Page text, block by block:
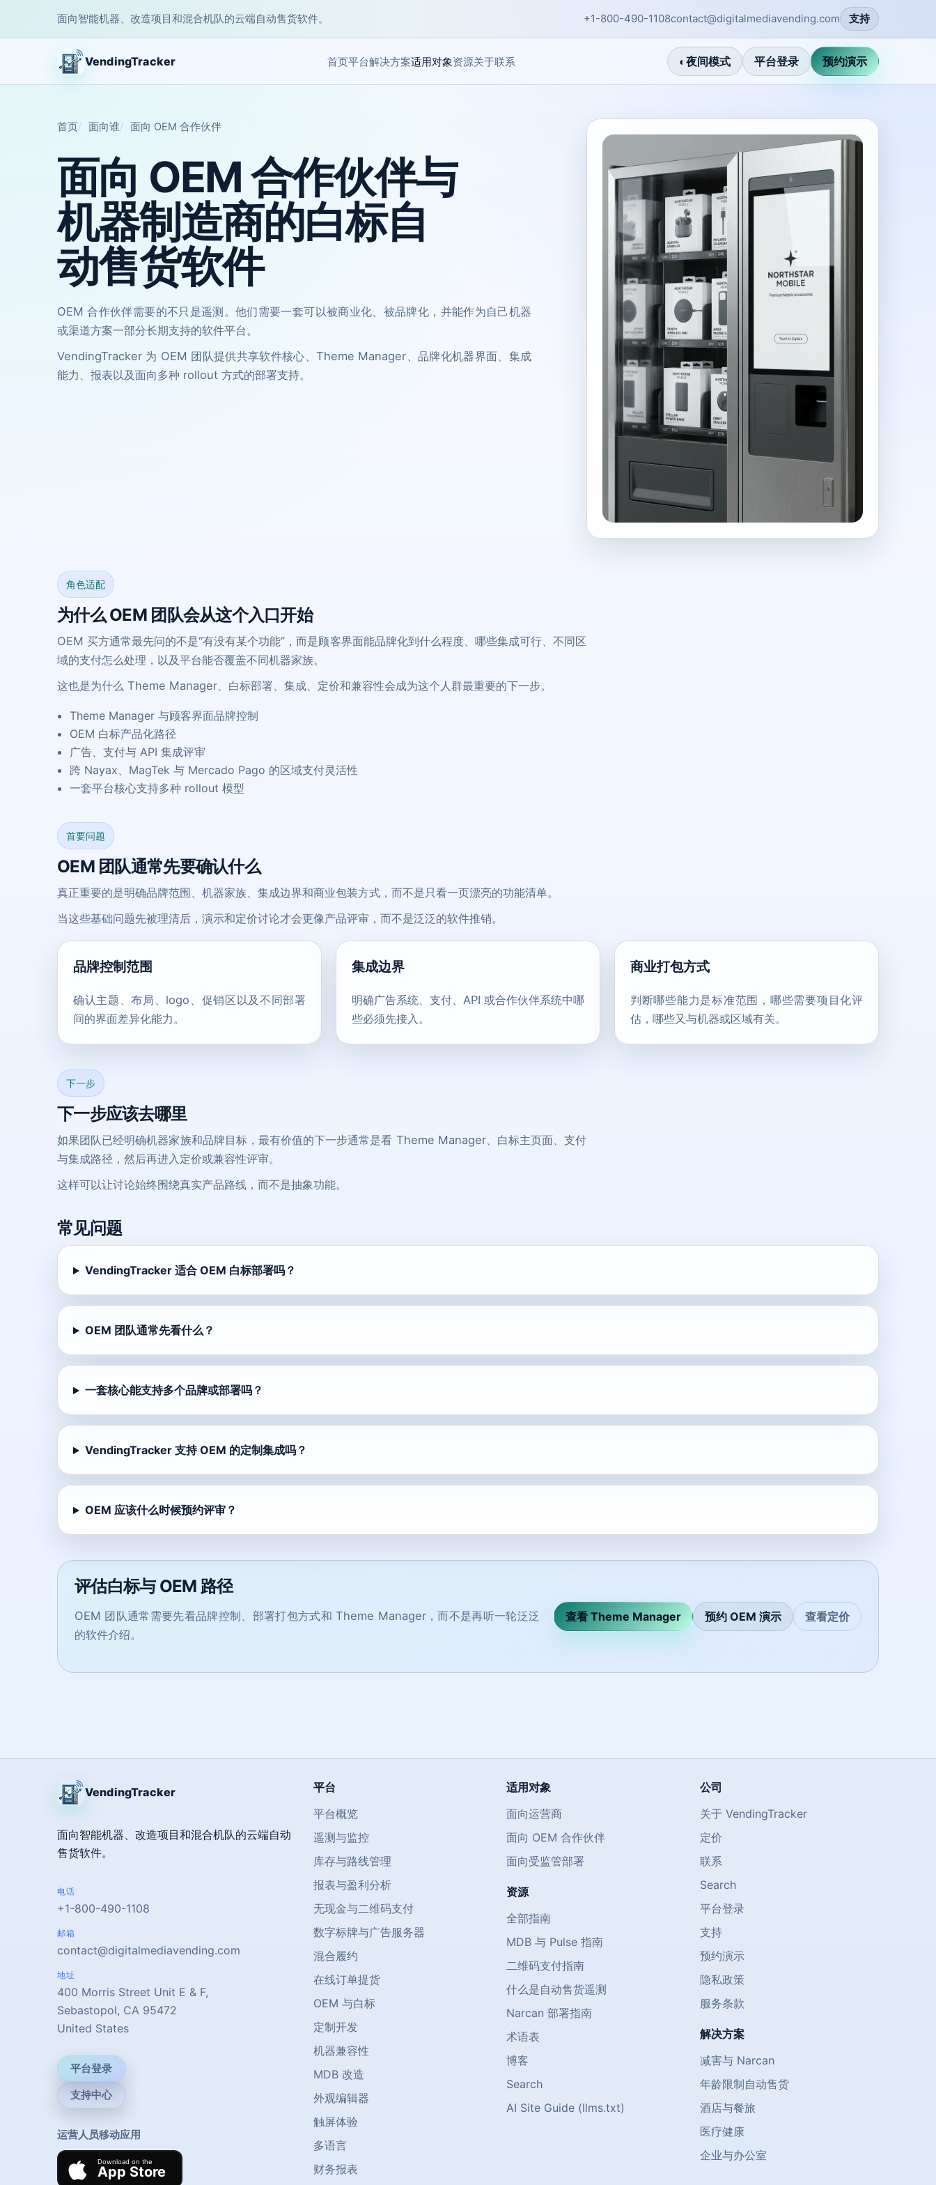
面向智能机器、改造项目和混合机队的云端自动售货软件。 +1-800-490-1108contact@digitalmediavending.com 支持
VendingTracker 首页平台解决方案适用对象资源关于联系 ◐ 夜间模式 平台登录 预约演示
首页 面向谁 面向 OEM 合作伙伴
面向 OEM 合作伙伴与
机器制造商的白标自
动售货软件
OEM 合作伙伴需要的不只是遥测。他们需要一套可以被商业化、被品牌化，并能作为自己机器
或渠道方案一部分长期支持的软件平台。
VendingTracker 为 OEM 团队提供共享软件核心、Theme Manager、品牌化机器界面、集成
能力、报表以及面向多种 rollout 方式的部署支持。
角色适配
为什么 OEM 团队会从这个入口开始
OEM 买方通常最先问的不是“有没有某个功能”，而是顾客界面能品牌化到什么程度、哪些集成可行、不同区
域的支付怎么处理，以及平台能否覆盖不同机器家族。
这也是为什么 Theme Manager、白标部署、集成、定价和兼容性会成为这个人群最重要的下一步。
Theme Manager 与顾客界面品牌控制
OEM 白标产品化路径
广告、支付与 API 集成评审
跨 Nayax、MagTek 与 Mercado Pago 的区域支付灵活性
一套平台核心支持多种 rollout 模型
首要问题
OEM 团队通常先要确认什么
真正重要的是明确品牌范围、机器家族、集成边界和商业包装方式，而不是只看一页漂亮的功能清单。
当这些基础问题先被理清后，演示和定价讨论才会更像产品评审，而不是泛泛的软件推销。
品牌控制范围
确认主题、布局、logo、促销区以及不同部署
间的界面差异化能力。
集成边界
明确广告系统、支付、API 或合作伙伴系统中哪
些必须先接入。
商业打包方式
判断哪些能力是标准范围，哪些需要项目化评
估，哪些又与机器或区域有关。
下一步
下一步应该去哪里
如果团队已经明确机器家族和品牌目标，最有价值的下一步通常是看 Theme Manager、白标主页面、支付
与集成路径，然后再进入定价或兼容性评审。
这样可以让讨论始终围绕真实产品路线，而不是抽象功能。
常见问题
VendingTracker 适合 OEM 白标部署吗？
OEM 团队通常先看什么？
一套核心能支持多个品牌或部署吗？
VendingTracker 支持 OEM 的定制集成吗？
OEM 应该什么时候预约评审？
评估白标与 OEM 路径
OEM 团队通常需要先看品牌控制、部署打包方式和 Theme Manager，而不是再听一轮泛泛
的软件介绍。
查看 Theme Manager 预约 OEM 演示 查看定价
VendingTracker
面向智能机器、改造项目和混合机队的云端自动
售货软件。
电话
+1-800-490-1108
邮箱
contact@digitalmediavending.com
地址
400 Morris Street Unit E & F,
Sebastopol, CA 95472
United States
平台登录
支持中心
运营人员移动应用
平台
平台概览
遥测与监控
库存与路线管理
报表与盈利分析
无现金与二维码支付
数字标牌与广告服务器
混合履约
在线订单提货
OEM 与白标
定制开发
机器兼容性
MDB 改造
外观编辑器
触屏体验
多语言
财务报表
适用对象
面向运营商
面向 OEM 合作伙伴
面向受监管部署
资源
全部指南
MDB 与 Pulse 指南
二维码支付指南
什么是自动售货遥测
Narcan 部署指南
术语表
博客
Search
AI Site Guide (llms.txt)
公司
关于 VendingTracker
定价
联系
Search
平台登录
支持
预约演示
隐私政策
服务条款
解决方案
减害与 Narcan
年龄限制自动售货
酒店与餐旅
医疗健康
企业与办公室